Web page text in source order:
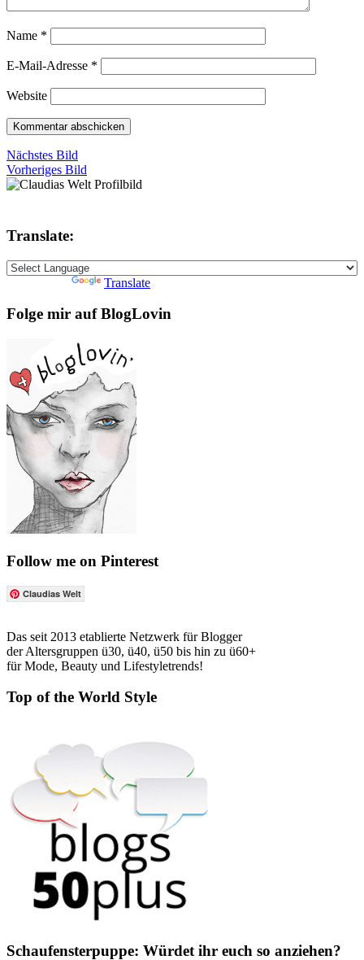
Name *
E-Mail-Adresse *
Website
Nächstes Bild
Vorheriges Bild
Translate:
Translate
Folge mir auf BlogLovin
Follow me on Pinterest
Claudias Welt
Das seit 2013 etablierte Netzwerk für Blogger
der Altersgruppen ü30, ü40, ü50 bis hin zu ü60+
für Mode, Beauty und Lifestyletrends!
Top of the World Style
Schaufensterpuppe: Würdet ihr euch so anziehen?